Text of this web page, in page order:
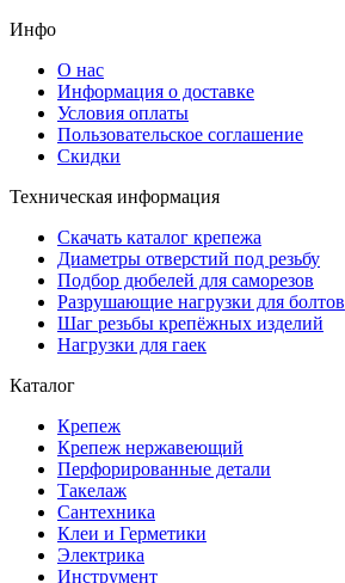
Инфо
О нас
Информация о доставке
Условия оплаты
Пользовательское соглашение
Скидки
Техническая информация
Скачать каталог крепежа
Диаметры отверстий под резьбу
Подбор дюбелей для саморезов
Разрушающие нагрузки для болтов
Шаг резьбы крепёжных изделий
Нагрузки для гаек
Каталог
Крепеж
Крепеж нержавеющий
Перфорированные детали
Такелаж
Сантехника
Клеи и Герметики
Электрика
Инструмент